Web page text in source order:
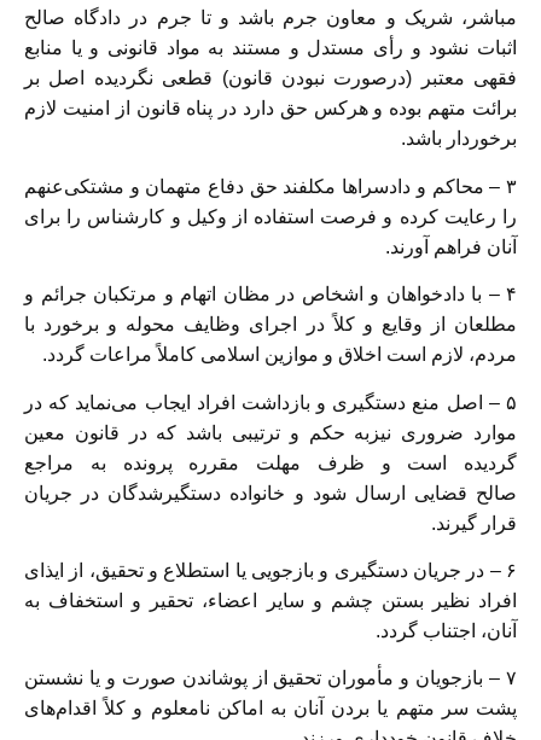
مباشر، شریک و معاون‌ جرم باشد و تا جرم در دادگاه صالح
اثبات نشود و رأی مستدل و مستند به مواد قانونی و یا‌ منابع
فقهی معتبر (‌درصورت نبودن قانون) قطعی نگردیده اصل بر
برائت متهم بوده و‌ هرکس حق دارد در پناه قانون از امنیت لازم
برخوردار باشد.
۳ – محاکم و دادسرا‌ها مکلفند حق دفاع متهمان و مشتکی‌عنهم
را رعایت کرده و‌ فرصت استفاده از وکیل و کار‌شناس را برای
آنان فراهم آورند.
۴ – با دادخواهان و اشخاص در مظان اتهام و مرتکبان جرائم و
مطلعان از وقایع و‌ کلاً در اجرای وظایف محوله و برخورد با
مردم، لازم است اخلاق و موازین اسلامی کاملاً‌ مراعات گردد.
۵ – اصل منع دستگیری و بازداشت افراد ایجاب می‌نماید که در
موارد ضروری نیز‌به حکم و ترتیبی باشد که در قانون معین
گردیده است و ظرف مهلت مقرره پرونده به‌ مراجع
صالح قضایی ارسال شود و خانواده دستگیرشدگان در جریان
قرار گیرند.
۶ – در جریان دستگیری و بازجویی یا استطلاع و تحقیق، از ایذای
افراد نظیر بستن‌ چشم و سایر اعضاء، تحقیر و استخفاف به
آنان، اجتناب گردد.
۷ – بازجویان و مأموران تحقیق از پوشاندن صورت و یا نشستن
پشت سر متهم یا‌ بردن آنان به اماکن نامعلوم و کلاً اقدام‌های